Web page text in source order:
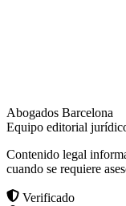
Abogados Barcelona
Equipo editorial
Contenido legal
cuando se requiere
Verificado